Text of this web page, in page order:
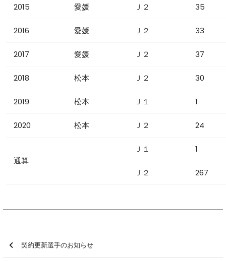
2015 愛媛 Ｊ２ 35
2016 愛媛 Ｊ２ 33
2017 愛媛 Ｊ２ 37
2018 松本 Ｊ２ 30
2019 松本 Ｊ１ 1
2020 松本 Ｊ２ 24
通算
Ｊ１ 1
Ｊ２ 267
契約更新選手のお知らせ